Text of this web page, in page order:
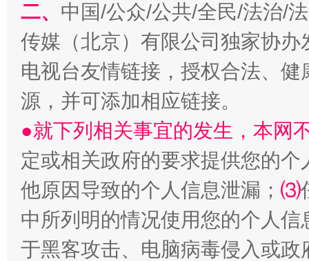
揭开“小金库”的免责幌子
受贿1.44亿！段成刚被判无期 从幼
二、 中国/公众/公共/全民/法治/
传媒（北京）有限公司独家协
电视台友情链接，授权合法、
源，并可添加相应链接。
●就下列相关事宜的发生，本网
定或相关政府的要求提供您的个
他原因导致的个人信息泄漏； ⑶
中所列明的情况使用您的个人
于黑客攻击、电脑病毒侵入或